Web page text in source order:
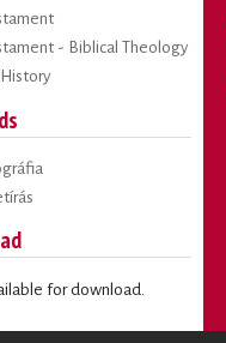
- Biblical Theology
for download.